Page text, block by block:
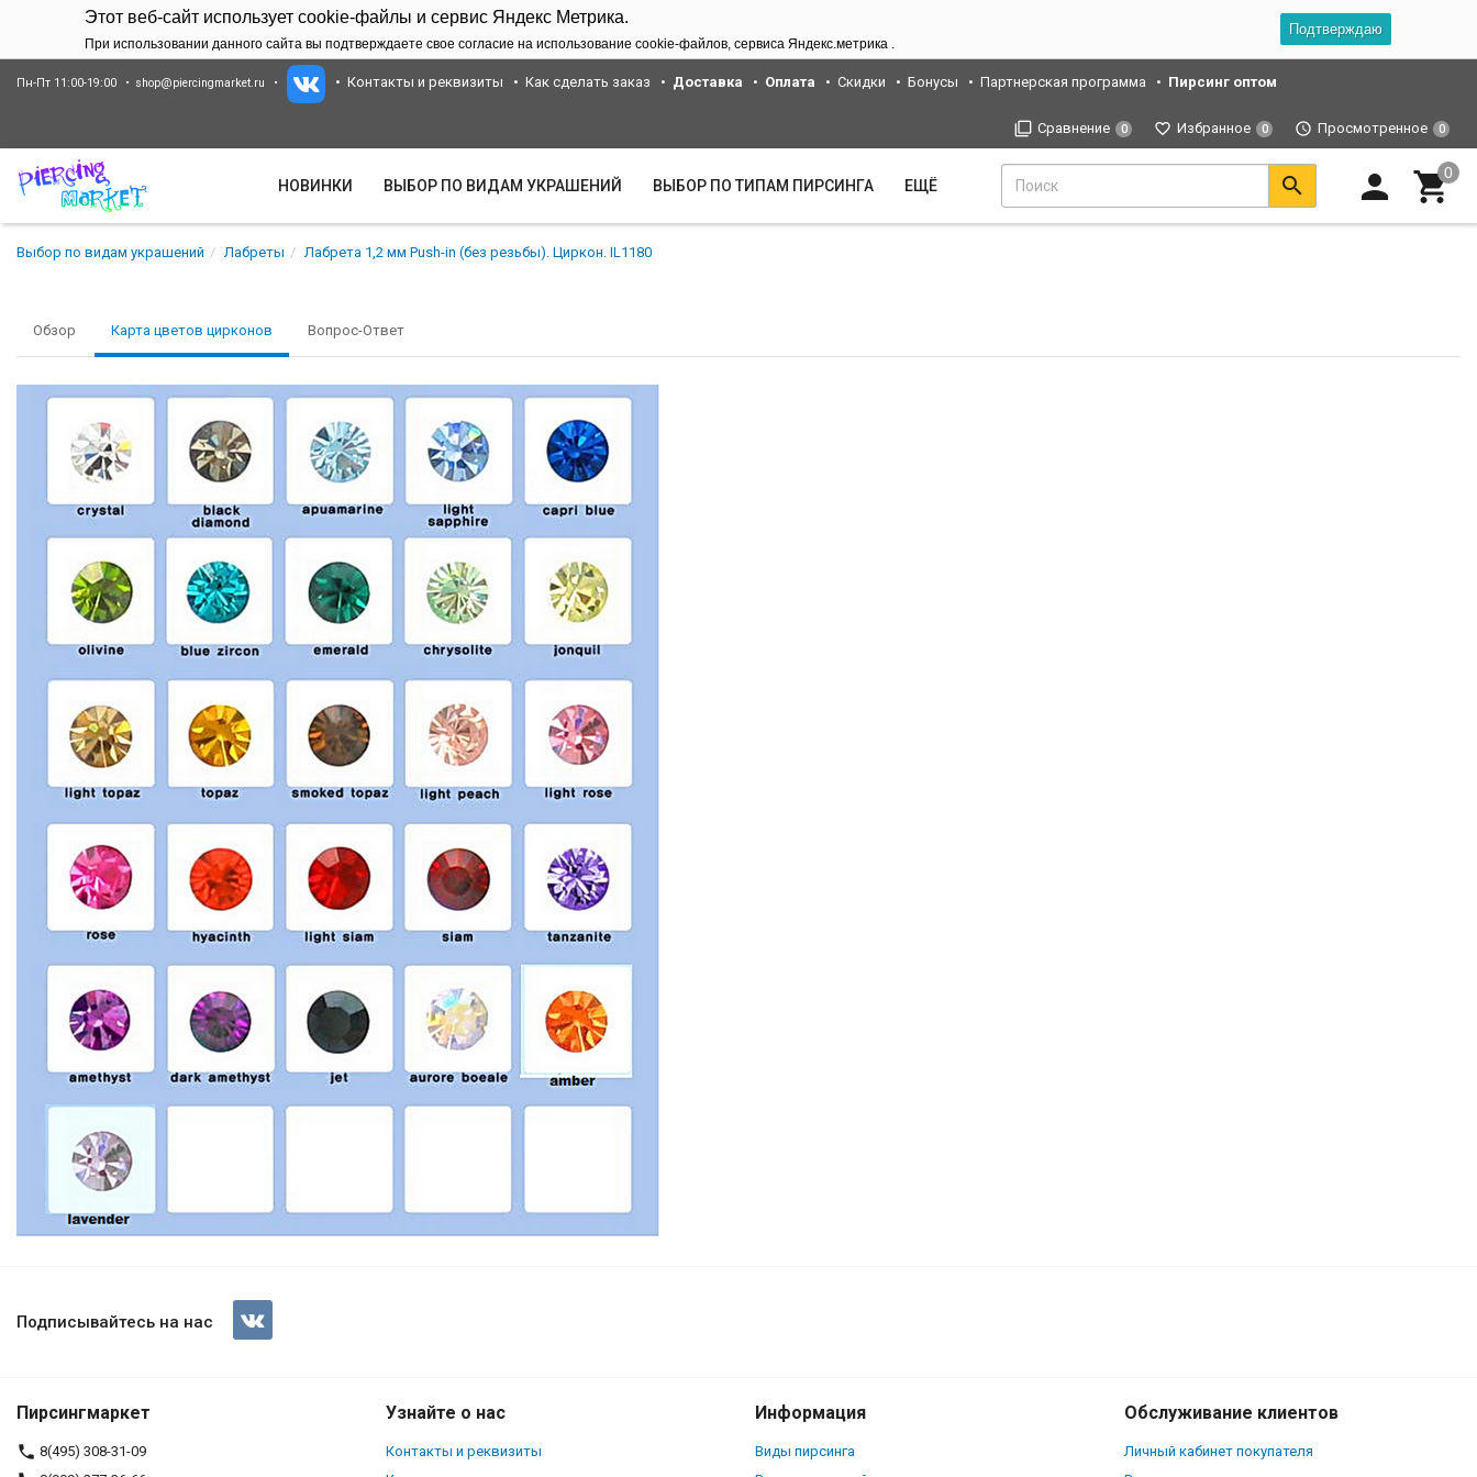
Этот веб-сайт использует cookie-файлы и сервис Яндекс Метрика.
При использовании данного сайта вы подтверждаете свое согласие на использование cookie-файлов, сервиса Яндекс.метрика .
Подтверждаю
Пн-Пт 11:00-19:00 shop@piercingmarket.ru Контакты и реквизиты Как сделать заказ Доставка Оплата Скидки Бонусы Партнерская программа Пирсинг оптом
Сравнение 0 Избранное 0 Просмотренное 0
НОВИНКИ ВЫБОР ПО ВИДАМ УКРАШЕНИЙ ВЫБОР ПО ТИПАМ ПИРСИНГА ЕЩЁ
Выбор по видам украшений Лабреты Лабрета 1,2 мм Push-in (без резьбы). Циркон. IL1180
Обзор Карта цветов цирконов Вопрос-Ответ
Подписывайтесь на нас
Пирсингмаркет
8(495) 308-31-09
Узнайте о нас
Контакты и реквизиты
Информация
Виды пирсинга
Обслуживание клиентов
Личный кабинет покупателя